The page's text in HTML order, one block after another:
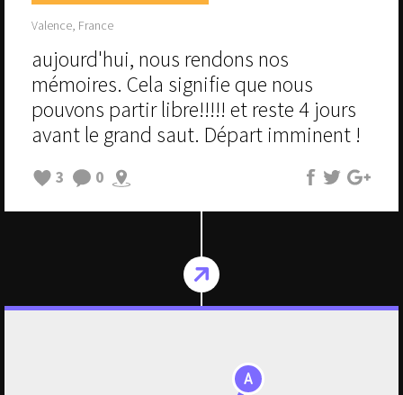
Valence, France
aujourd'hui, nous rendons nos
mémoires. Cela signifie que nous
pouvons partir libre!!!!! et reste 4 jours
avant le grand saut. Départ imminent !
3 0
A